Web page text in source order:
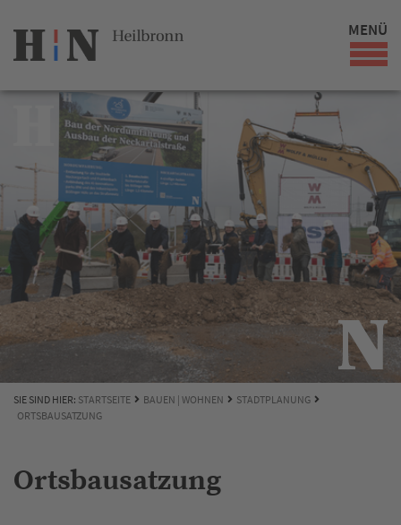
MENÜ
SIE SIND HIER: STARTSEITE BAUEN | WOHNEN
STADTPLANUNG
ORTSBAUSATZUNG
Ortsbausatzung